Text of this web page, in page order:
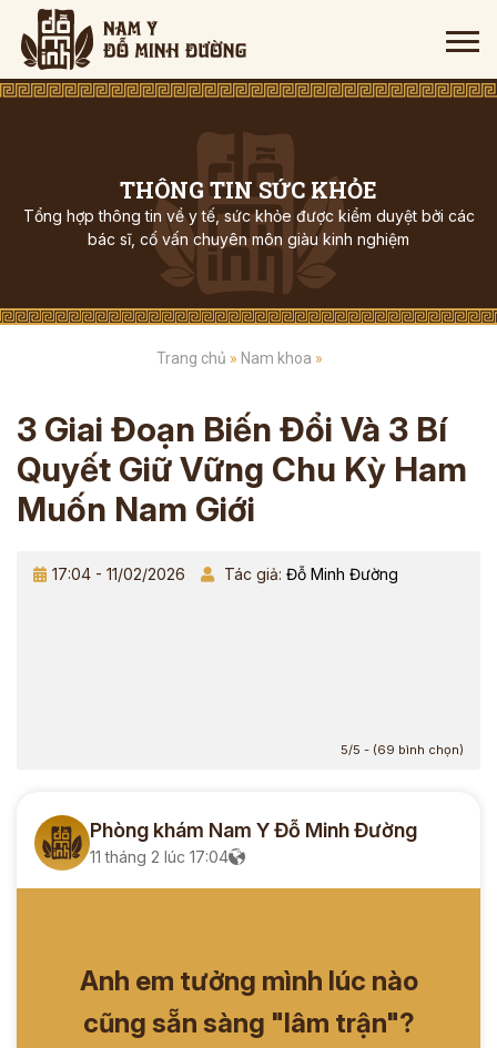
THÔNG TIN SỨC KHỎE
Tổng hợp thông tin về y tế, sức khỏe được kiểm duyệt bởi các
bác sĩ, cố vấn chuyên môn giàu kinh nghiệm
Trang chủ » Nam khoa »
3 Giai Đoạn Biến Đổi Và 3 Bí
Quyết Giữ Vững Chu Kỳ Ham
Muốn Nam Giới
17:04 - 11/02/2026 Tác giả: Đỗ Minh Đường
5/5 - (69 bình chọn)
Phòng khám Nam Y Đỗ Minh Đường
11 tháng 2 lúc 17:04
Anh em tưởng mình lúc nào
cũng sẵn sàng "lâm trận"?